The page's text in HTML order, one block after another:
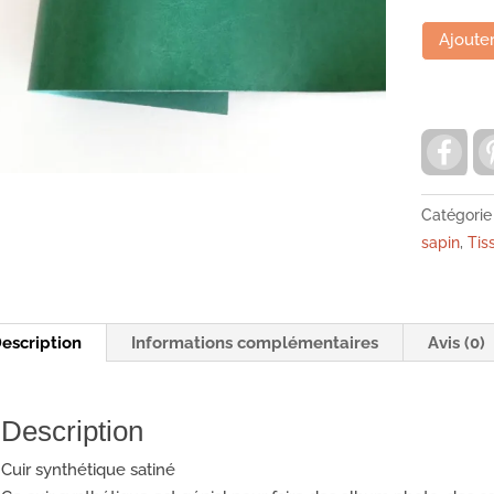
quantité
de
ecopiel
vert
sapin
ep6342
c
e
b
o
o
Catégorie
sapin,
Informations complémentaires Avis (0)
Description
Cuir synthétique satiné